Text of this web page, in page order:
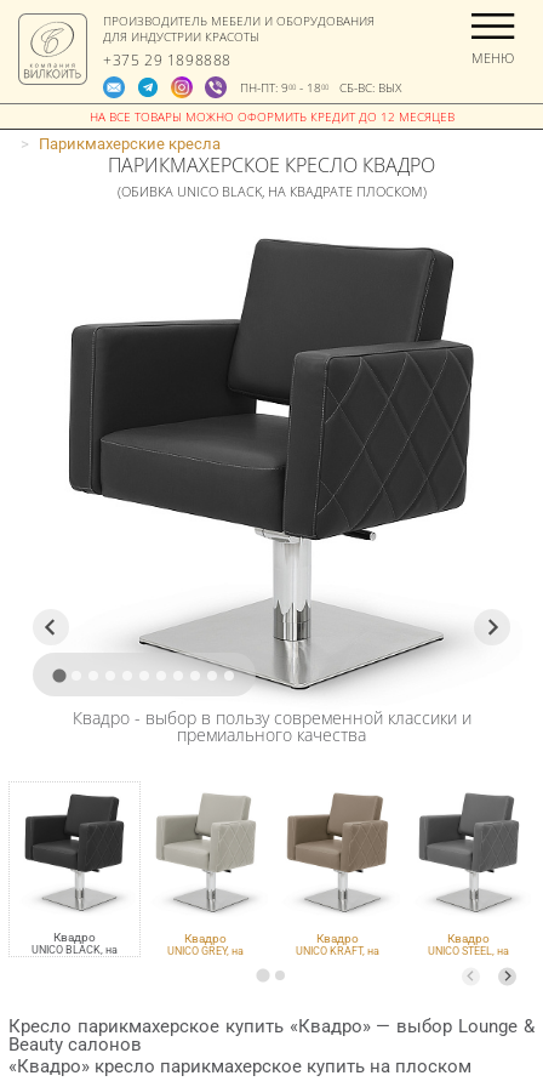
ПРОИЗВОДИТЕЛЬ МЕБЕЛИ И ОБОРУДОВАНИЯ
ДЛЯ ИНДУСТРИИ КРАСОТЫ
+375 29 1898888
ПН-ПТ: 900- 1800СБ-ВС: ВЫХ
МЕНЮ
> Парикмахерские кресла
ПАРИКМАХЕРСКОЕ КРЕСЛО КВАДРО
(ОБИВКА UNICO BLACK, НА КВАДРАТЕ ПЛОСКОМ)
Квадро
UNICO BLACK, на
Квадро
UNICO GREY, на
Квадро
UNICO KRAFT, на
Квадро
UNICO STEEL, на
Квадро - выбор в пользу современной классики и
премиального качества
Кресло парикмахерское купить «Квадро» — выбор Lounge &
Beauty салонов
«Квадро» кресло парикмахерское купить на плоском